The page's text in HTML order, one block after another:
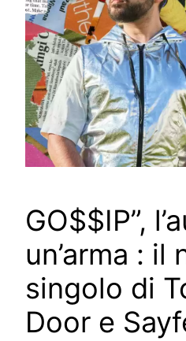
GO$$IP”,
un’arma : il
singolo di
Door e